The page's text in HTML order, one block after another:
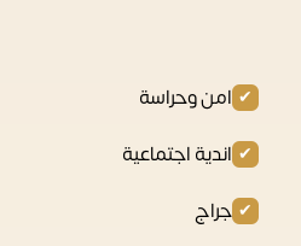
امن وحراسة
اندية اجتماعية
جراج